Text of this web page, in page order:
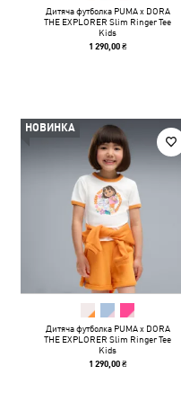
Дитяча футболка PUMA x DORA
THE EXPLORER Slim Ringer Tee
Kids
1 290,00 ₴
НОВИНКА
Дитяча футболка PUMA x DORA
THE EXPLORER Slim Ringer Tee
Kids
1 290,00 ₴